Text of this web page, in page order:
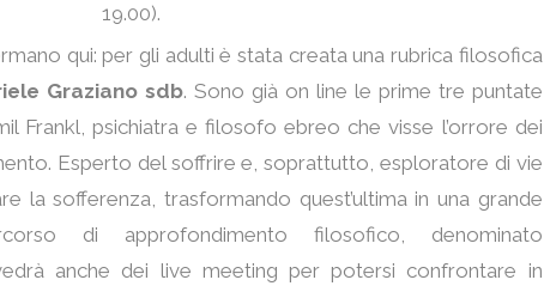
19.00).
qui: per gli adulti è stata creata una rubrica filosofica
Graziano sdb. Sono già on line le prime tre puntate
Frankl, psichiatra e filosofo ebreo che visse l’orrore dei
Esperto del soffrire e, soprattutto, esploratore di vie
la sofferenza, trasformando quest’ultima in una grande
di approfondimento filosofico, denominato
anche dei live meeting per potersi confrontare in